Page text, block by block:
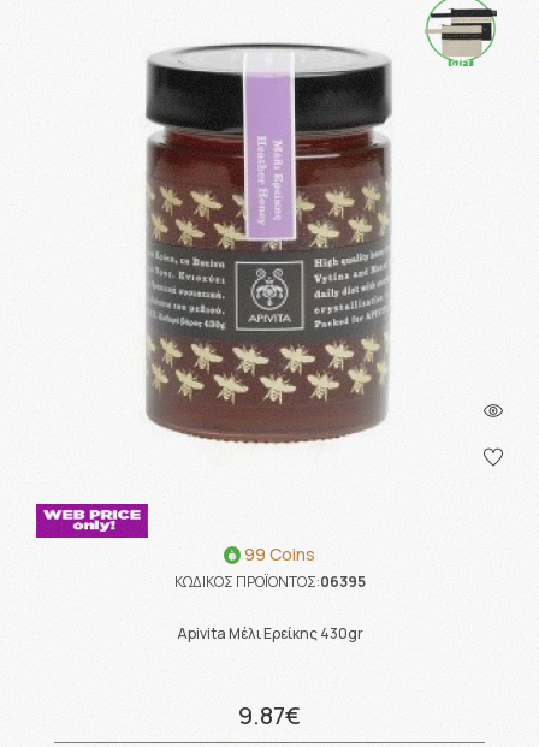
99 Coins
ΚΩΔΙΚΟΣ ΠΡΟΪΟΝΤΟΣ:06395
Apivita Μέλι Ερείκης 430gr
9.87€